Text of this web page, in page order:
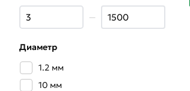
—
Диаметр
1.2 мм
10 мм